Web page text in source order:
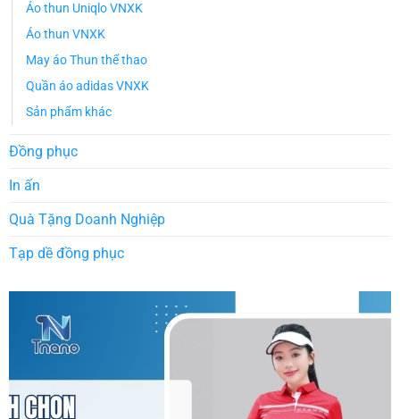
Áo thun Uniqlo VNXK
Áo thun VNXK
May áo Thun thể thao
Quần áo adidas VNXK
Sản phẩm khác
Đồng phục
In ấn
Quà Tặng Doanh Nghiệp
Tạp dề đồng phục